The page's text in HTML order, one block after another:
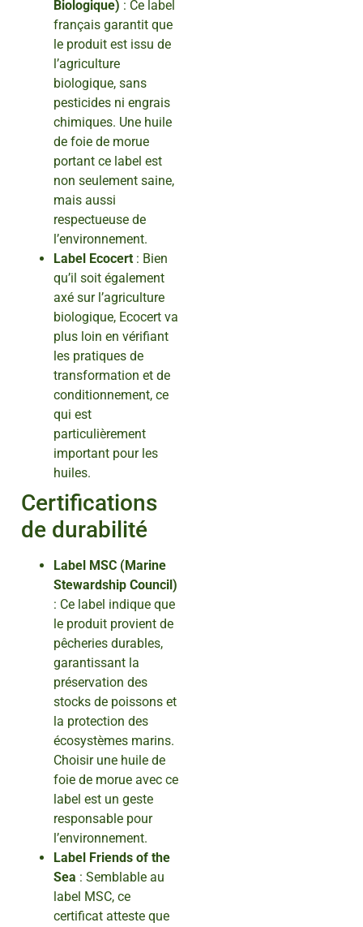
Biologique) : Ce label
français garantit que
le produit est issu de
l’agriculture
biologique, sans
pesticides ni engrais
chimiques. Une huile
de foie de morue
portant ce label est
non seulement saine,
mais aussi
respectueuse de
l’environnement.
Label Ecocert : Bien
qu’il soit également
axé sur l’agriculture
biologique, Ecocert va
plus loin en vérifiant
les pratiques de
transformation et de
conditionnement, ce
qui est
particulièrement
important pour les
huiles.
Certifications
de durabilité
Label MSC (Marine
Stewardship Council)
: Ce label indique que
le produit provient de
pêcheries durables,
garantissant la
préservation des
stocks de poissons et
la protection des
écosystèmes marins.
Choisir une huile de
foie de morue avec ce
label est un geste
responsable pour
l’environnement.
Label Friends of the
Sea : Semblable au
label MSC, ce
certificat atteste que